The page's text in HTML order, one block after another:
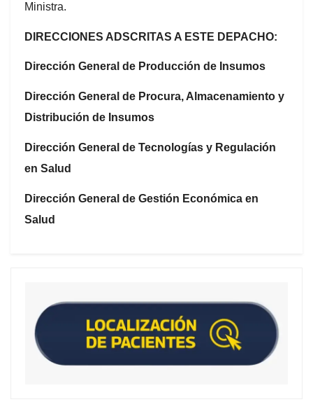
Ministra.
DIRECCIONES ADSCRITAS A ESTE DEPACHO:
Dirección General de Producción de Insumos
Dirección General de Procura, Almacenamiento y
Distribución de Insumos
Dirección General de Tecnologías y Regulación
en Salud
Dirección General de Gestión Económica en
Salud